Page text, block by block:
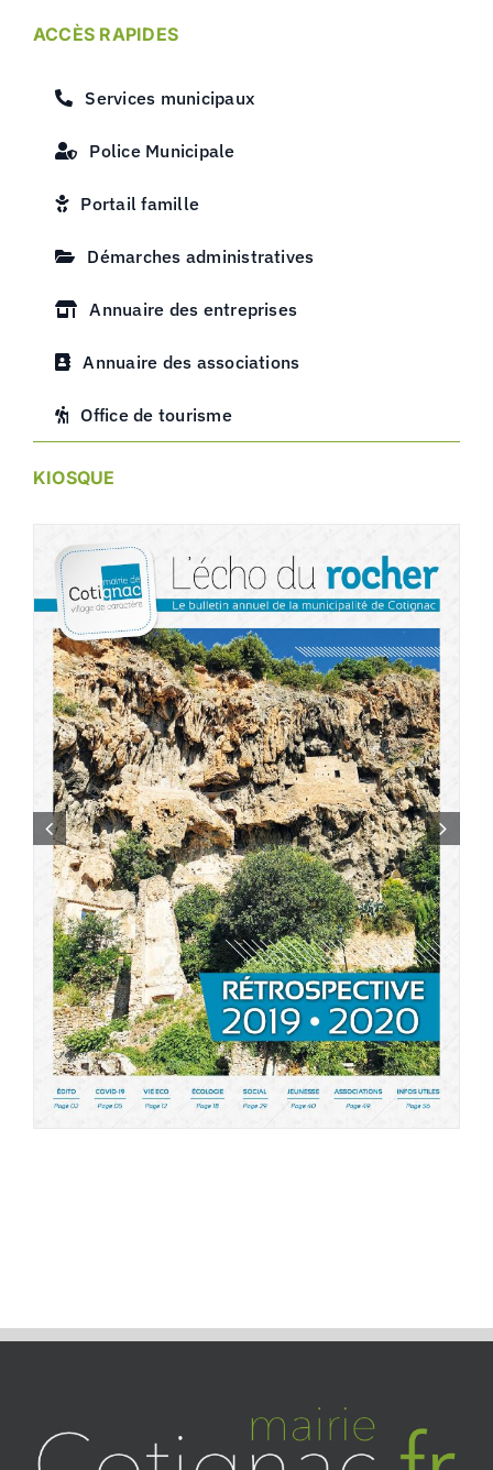
ACCÈS RAPIDES
Services municipaux
Police Municipale
Portail famille
Démarches administratives
Annuaire des entreprises
Annuaire des associations
Office de tourisme
KIOSQUE